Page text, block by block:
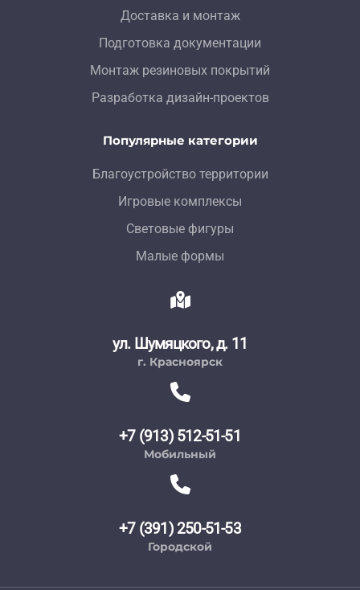
Доставка и монтаж
Подготовка документации
Монтаж резиновых покрытий
Разработка дизайн-проектов
Популярные категории
Благоустройство территории
Игровые комплексы
Световые фигуры
Малые формы
ул. Шумяцкого, д. 11
г. Красноярск
+7 (913) 512-51-51
Мобильный
+7 (391) 250-51-53
Городской